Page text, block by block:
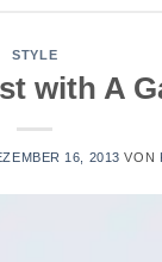
STYLE
with A
16, 2013 VON